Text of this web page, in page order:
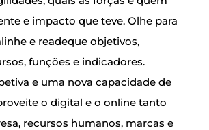
e impacto que teve. Olhe para
e readeque objetivos,
funções e indicadores.
e uma nova capacidade de
o digital e o online tanto
recursos humanos, marcas e